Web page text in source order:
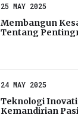
25 MAY 2025
Membangun
Tentang
24 MAY 2025
Teknologi
Kemandirian